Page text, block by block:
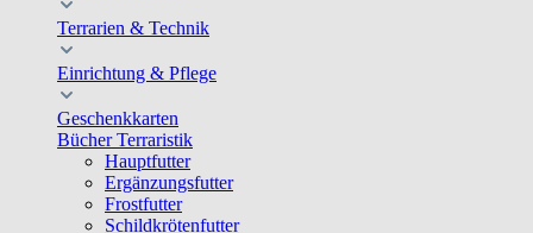
Terrarien & Technik
Einrichtung & Pflege
Geschenkkarten
Bücher Terraristik
Hauptfutter
Ergänzungsfutter
Frostfutter
Schildkrötenfutter